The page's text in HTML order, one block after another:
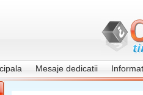
Mesaje dedicatii